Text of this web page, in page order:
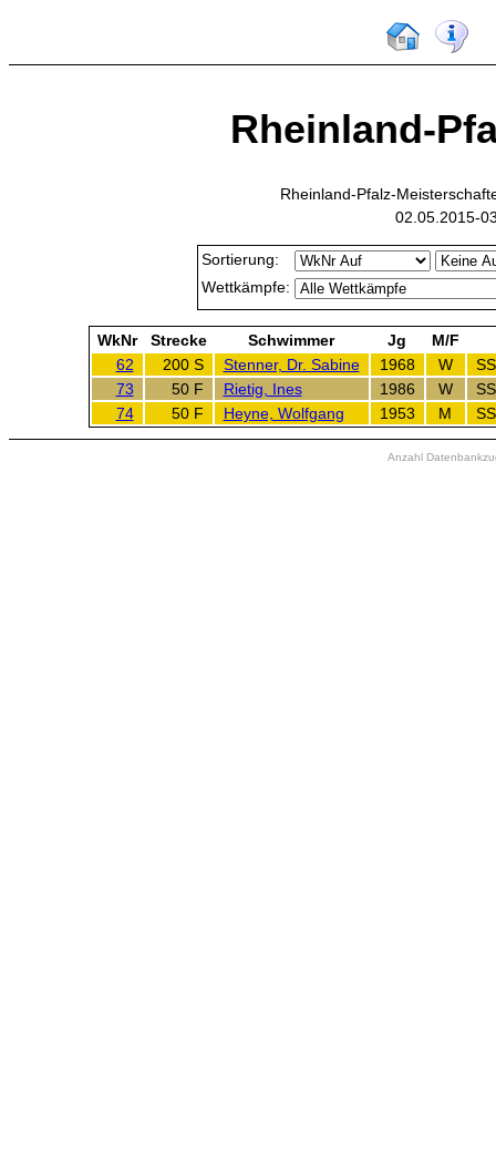
Rheinland-
Rheinland-Pfalz-
02.05.2015-
Sortierung:
Wettkämpfe:
WkNr Strecke Schwimmer Jg
M/F
62
200 S Stenner, Dr. Sabine 1968 W
73
50 F Rietig, Ines 1986 W
74
50 F Heyne, Wolfgang 1953 M
Anzahl